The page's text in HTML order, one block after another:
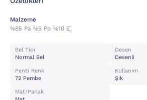
Malzeme
%85 Pa %5 Pp %10 El
Bel Tipi
Normal Bel
Desen
Desenli
Penti Renk
72 Pembe
Kullanım
Şık
Mat/parlak